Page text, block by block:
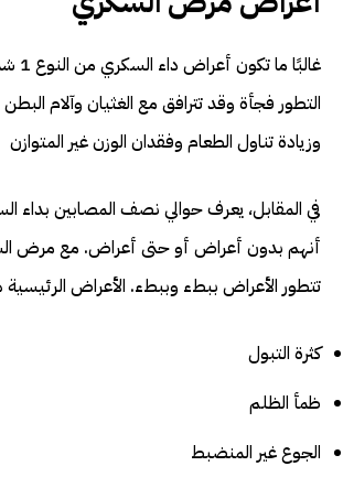
التطور فجأة وقد تترافق مع الغثيان وآلام
وزيادة تناول الطعام وفقدان الوزن غير المتوازن
تتطور الأعراض ببطء وببطء. الأعراض
كثرة التبول
ظمأ الظلم
الجوع غير المنضبط